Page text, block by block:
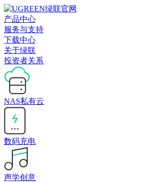
产品中心
服务与支持
下载中心
关于绿联
投资者关系
NAS私有云
数码充电
声学创意